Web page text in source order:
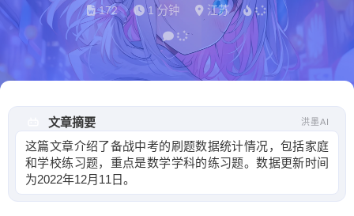
Shift M 播放/暂停音乐
Shift L 打开友链
172
1 分钟 江苏
文章摘要 洪墨AI
这篇文章介绍了备战中考的刷题数据统计情况，包括家庭
和学校练习题，重点是数学学科的练习题。数据更新时间
为2022年12月11日。